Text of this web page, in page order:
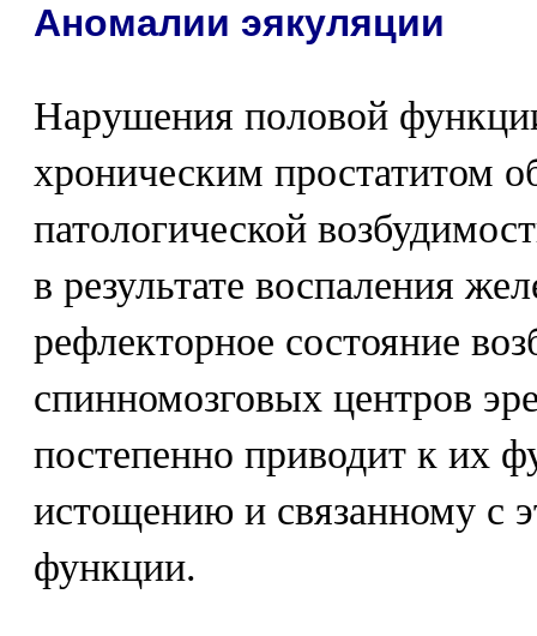
Аномалии эякуляции
Нарушения половой
хроническим простатитом
патологической
в результате воспаления
рефлекторное состояние
спинномозговых центров
постепенно приводит к их
истощению и связанному с
функции.